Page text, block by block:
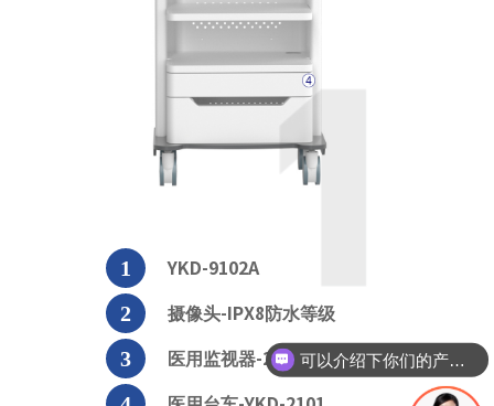
YKD-9102A
摄像头-IPX8防水等级
医用监视器-24寸/27寸/32寸 可以介绍下你们的产品么